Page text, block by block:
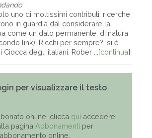
uno di moltissimi contributi, ricerche
in guardia dal considerare la
come un dato permanente. di natura
link). Ricchi per sempre?, si è
Ciocca degli italiani. Rober ...[continua]
per visualizzare il testo
online, clicca qui accedere,
pagina Abbonamenti per
online.